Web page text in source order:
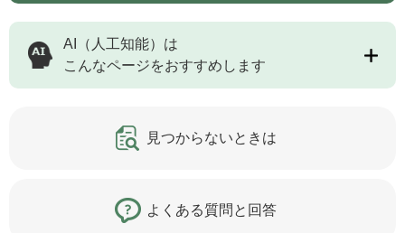
AI（人工知能）は
こんなページをおすすめします
見つからないときは
よくある質問と回答